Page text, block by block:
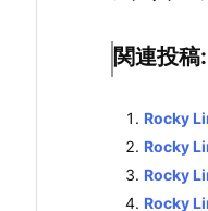
関連投稿:
Rocky
Rocky
Rocky
Rocky